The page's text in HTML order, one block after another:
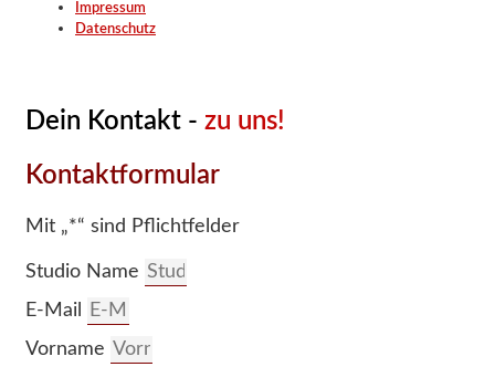
Impressum
Datenschutz
Dein Kontakt - zu uns!
Kontaktformular
Mit „*“ sind Pflichtfelder
Studio Name
E-Mail
Vorname